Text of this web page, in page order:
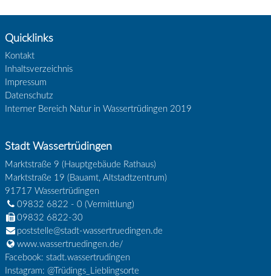
Quicklinks
Kontakt
Inhaltsverzeichnis
Impressum
Datenschutz
Interner Bereich Natur in Wassertrüdingen 2019
Stadt Wassertrüdingen
Marktstraße 9 (Hauptgebäude Rathaus)
Marktstraße 19 (Bauamt, Altstadtzentrum)
91717 Wassertrüdingen
09832 6822 - 0(Vermittlung)
09832 6822-30
poststelle@stadt-wassertruedingen.de
www.wassertruedingen.de/
Facebook: stadt.wassertrudingen
Instagram: @Trüdings_Lieblingsorte